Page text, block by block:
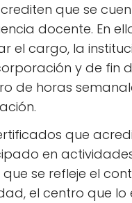
que se
docente. En
el cargo, la
y de fin
de horas
que
en
que se refleje el
el centro que lo